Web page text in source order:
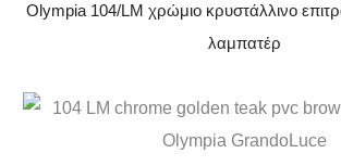
Olympia 104/LM χρώμιο κρυστάλλινο
λαμπατέρ